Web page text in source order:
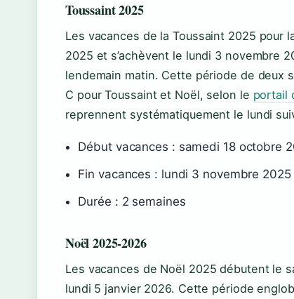
Toussaint 2025
Les vacances de la Toussaint 2025 pour
2025 et s’achèvent le lundi 3 novembre
lendemain matin. Cette période de deux
C pour Toussaint et Noël, selon le portail
reprennent systématiquement le lundi
Début vacances : samedi 18 octobre
Fin vacances : lundi 3 novembre 2025
Durée : 2 semaines
Noël 2025-2026
Les vacances de Noël 2025 débutent le
lundi 5 janvier 2026. Cette période